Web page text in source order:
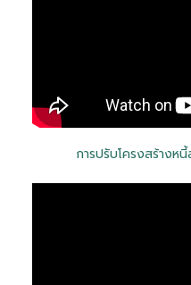
การปรับโครงสร้างห